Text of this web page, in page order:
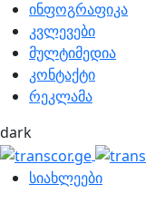
ინფოგრაფიკა
კვლევები
მულტიმედია
კონტაქტი
რეკლამა
dark
სიახლეები